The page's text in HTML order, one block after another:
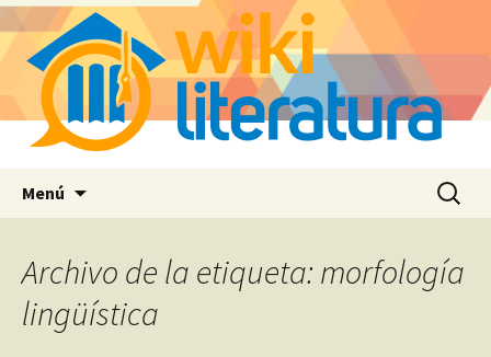
Menú Buscar:
Archivo de la etiqueta: morfología
lingüística